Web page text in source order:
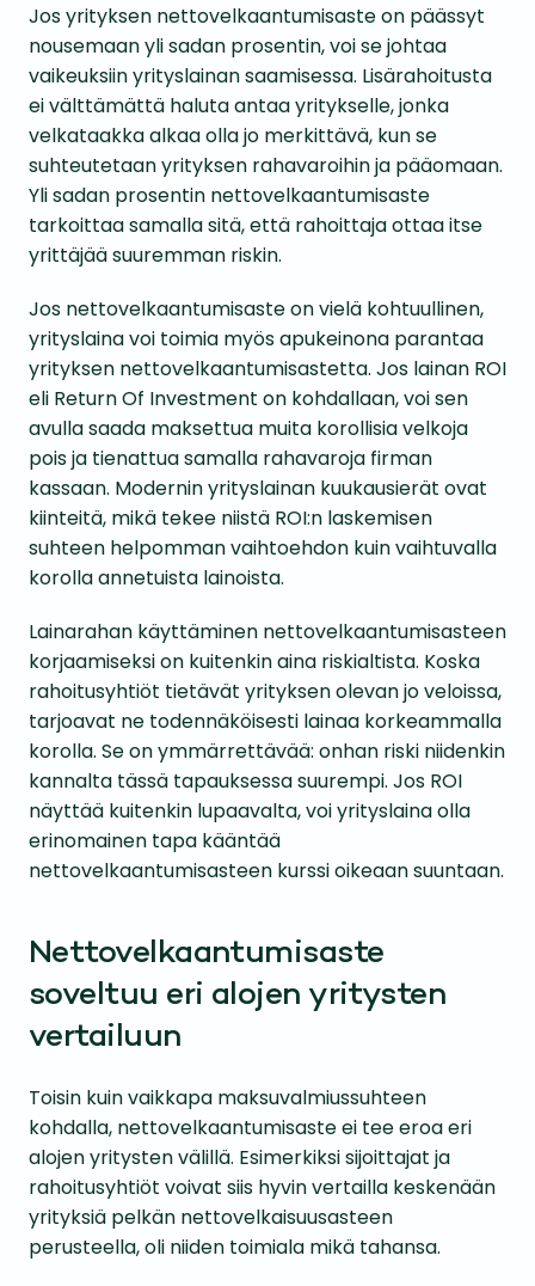
Jos yrityksen nettovelkaantumisaste on päässyt
nousemaan yli sadan prosentin, voi se johtaa
vaikeuksiin yrityslainan saamisessa. Lisärahoitusta
ei välttämättä haluta antaa yritykselle, jonka
velkataakka alkaa olla jo merkittävä, kun se
suhteutetaan yrityksen rahavaroihin ja pääomaan.
Yli sadan prosentin nettovelkaantumisaste
tarkoittaa samalla sitä, että rahoittaja ottaa itse
yrittäjää suuremman riskin.
Jos nettovelkaantumisaste on vielä kohtuullinen,
yrityslaina voi toimia myös apukeinona parantaa
yrityksen nettovelkaantumisastetta. Jos lainan ROI
eli Return Of Investment on kohdallaan, voi sen
avulla saada maksettua muita korollisia velkoja
pois ja tienattua samalla rahavaroja firman
kassaan. Modernin yrityslainan kuukausierät ovat
kiinteitä, mikä tekee niistä ROI:n laskemisen
suhteen helpomman vaihtoehdon kuin vaihtuvalla
korolla annetuista lainoista.
Lainarahan käyttäminen nettovelkaantumisasteen
korjaamiseksi on kuitenkin aina riskialtista. Koska
rahoitusyhtiöt tietävät yrityksen olevan jo veloissa,
tarjoavat ne todennäköisesti lainaa korkeammalla
korolla. Se on ymmärrettävää: onhan riski niidenkin
kannalta tässä tapauksessa suurempi. Jos ROI
näyttää kuitenkin lupaavalta, voi yrityslaina olla
erinomainen tapa kääntää
nettovelkaantumisasteen kurssi oikeaan suuntaan.
Nettovelkaantumisaste
soveltuu eri alojen yritysten
vertailuun
Toisin kuin vaikkapa maksuvalmiussuhteen
kohdalla, nettovelkaantumisaste ei tee eroa eri
alojen yritysten välillä. Esimerkiksi sijoittajat ja
rahoitusyhtiöt voivat siis hyvin vertailla keskenään
yrityksiä pelkän nettovelkaisuusasteen
perusteella, oli niiden toimiala mikä tahansa.